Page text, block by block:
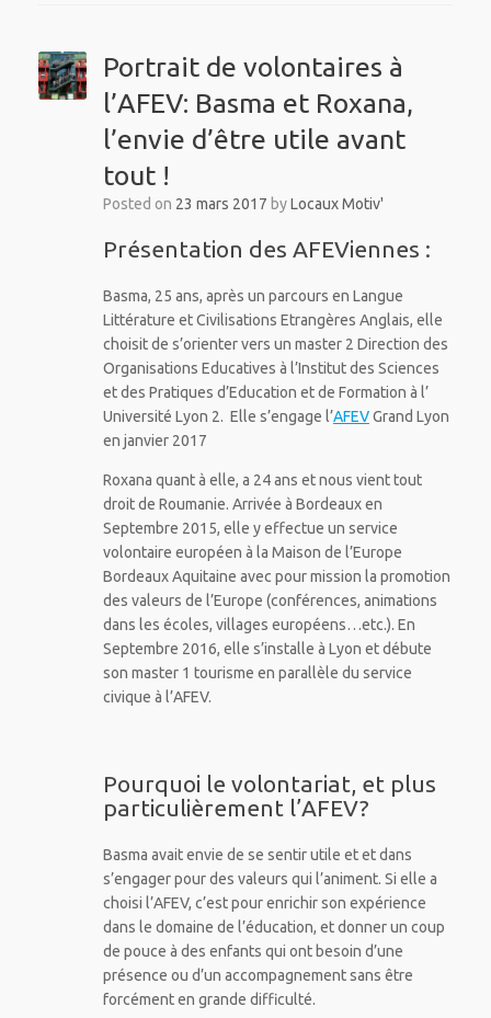
Portrait de volontaires à
l’AFEV: Basma et Roxana,
l’envie d’être utile avant
tout !
Posted on 23 mars 2017 byLocaux Motiv'
Présentation des AFEViennes :
Basma, 25 ans, après un parcours en Langue
Littérature et Civilisations Etrangères Anglais, elle
choisit de s’orienter vers un master 2 Direction des
Organisations Educatives à l’Institut des Sciences
et des Pratiques d’Education et de Formation à l’
Université Lyon 2. Elle s’engage l’AFEVGrand Lyon
en janvier 2017
Roxana quant à elle, a 24 ans et nous vient tout
droit de Roumanie. Arrivée à Bordeaux en
Septembre 2015, elle y effectue un service
volontaire européen à la Maison de l’Europe
Bordeaux Aquitaine avec pour mission la promotion
des valeurs de l’Europe (conférences, animations
dans les écoles, villages européens…etc.). En
Septembre 2016, elle s’installe à Lyon et débute
son master 1 tourisme en parallèle du service
civique à l’AFEV.
Pourquoi le volontariat, et plus
particulièrement l’AFEV?
Basma avait envie de se sentir utile et et dans
s’engager pour des valeurs qui l’animent. Si elle a
choisi l’AFEV, c’est pour enrichir son expérience
dans le domaine de l’éducation, et donner un coup
de pouce à des enfants qui ont besoin d’une
présence ou d’un accompagnement sans être
forcément en grande difficulté.